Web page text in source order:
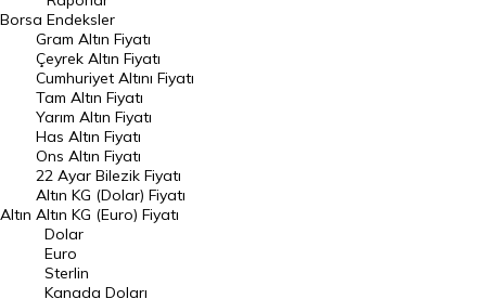
Dünya Borsaları
Raporlar
Endeksler
DÖVİZ
Döviz Kuru
Dolar Kuru
Euro Kuru
Pound Kuru
Borsa Endeksler
Altın
Gram Altın Fiyatı
Çeyrek Altın Fiyatı
Cumhuriyet Altını Fiyatı
Tam Altın Fiyatı
Yarım Altın Fiyatı
Has Altın Fiyatı
Ons Altın Fiyatı
22 Ayar Bilezik Fiyatı
Altın KG (Dolar) Fiyatı
Altın KG (Euro) Fiyatı
Dolar
Euro
Sterlin
Kanada Doları